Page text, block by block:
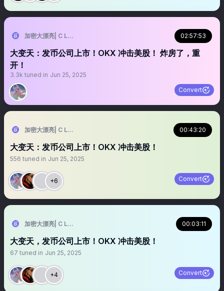
加密大漂亮| C Labs | 招人 02:57:53
大变天：发币公司上市！OKX 冲击美股！ 炸房了，重
开！
3.3k tuned in Jun 25, 2025
Convert
加密大漂亮| C Labs | 招人 00:43:20
大变天：发币公司上市！OKX 冲击美股！
556 tuned in Jun 25, 2025
+6 Convert
加密大漂亮| C Labs | 招人 00:03:11
大变天，发币公司上市！OKX 冲击美股！
67 tuned in Jun 25, 2025
+4 Convert